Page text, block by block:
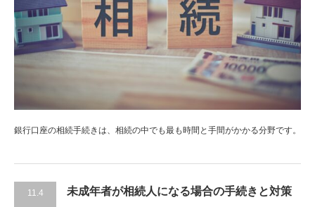
銀行口座の相続手続きは、相続の中でも最も時間と手間がかかる分野です。
11.4
未成年者が相続人になる場合の手続きと対策